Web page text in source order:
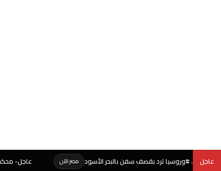
عاجل
#وروسيا ترد بقصف سفن بالبحر الأسود مصر الآن عاجل- محكمة أميركية